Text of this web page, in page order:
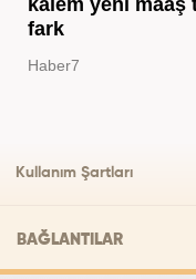
fark
Haber7
Kullanım Şartları
BAĞLANTILAR